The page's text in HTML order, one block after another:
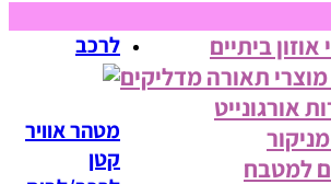
ביתיים
תאורה מדליקים
אורגונייט
למטבח
לרכב
מטהר אוויר
קטן